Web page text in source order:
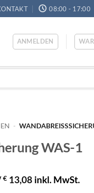
08:00 - 17:00
ANMELDEN
-
WAS-1
€ 13,08 inkl. MwSt.